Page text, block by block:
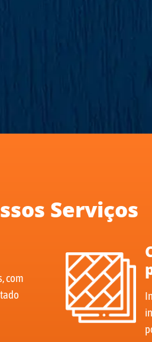
Serviços
com